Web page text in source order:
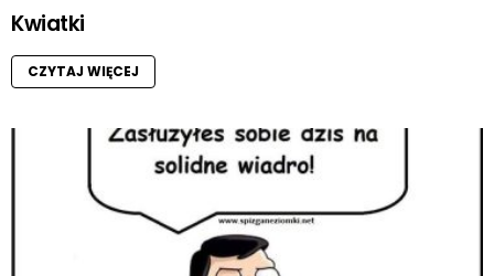
Kwiatki
CZYTAJ WIĘCEJ